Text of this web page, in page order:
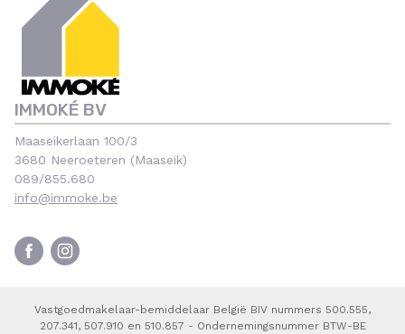
IMMOKÉ BV
Maaseikerlaan 100/3
3680 Neeroeteren (Maaseik)
089/855.680
info@immoke.be
Vastgoedmakelaar-bemiddelaar België BIV nummers 500.555,
207.341, 507.910 en 510.857 - Ondernemingsnummer BTW-BE